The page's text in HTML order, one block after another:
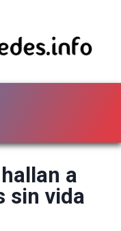
a
sin vida